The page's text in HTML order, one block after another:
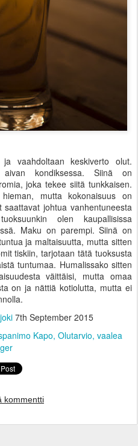
vaahdoltaan keskiverto olut.
kondiksessa. Siinä on
joka tekee siitä tunkkaisen.
mutta kokonaisuus on
johtua vanhentuneesta
olen kaupallisissa
Maku on parempi. Siinä on
ja maltaisuutta, mutta sitten
tiskiin, tarjotaan tätä tuoksusta
tuntumaa. Humalissako sitten
väittäisi, mutta omaa
on ja nättiä kotiolutta, mutta ei
7th September 2015
Kapo Olutarvio vaalea
kommentti